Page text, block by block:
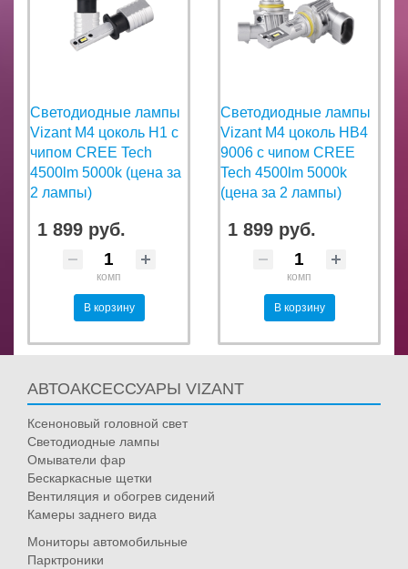
Светодиодные лампы
Vizant M4 цоколь H1 с
чипом CREE Tech
4500lm 5000k (цена за
2 лампы)
1 899 руб.
комп
В корзину
Светодиодные лампы
Vizant M4 цоколь HB4
9006 с чипом CREE
Tech 4500lm 5000k
(цена за 2 лампы)
1 899 руб.
комп
В корзину
АВТОАКСЕССУАРЫ VIZANT
Ксеноновый головной свет
Светодиодные лампы
Омыватели фар
Бескаркасные щетки
Вентиляция и обогрев сидений
Камеры заднего вида
Мониторы автомобильные
Парктроники